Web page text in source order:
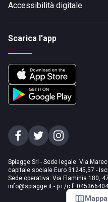
Mappa
Accessibilità digitale
Scarica l'app
Spiagge Srl - Sede legale: Via
capitale sociale Euro 31245,57 -
Sede operativa: Via Flaminia 180,
info@spiagge.it - p.i./c.f.